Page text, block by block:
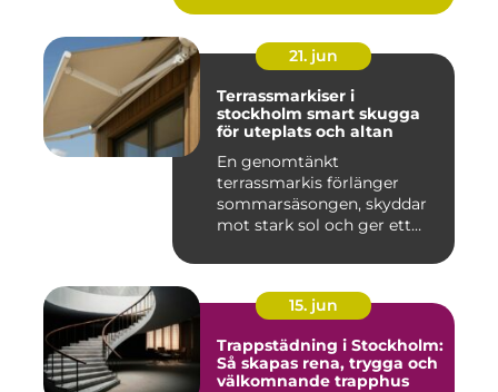
21. jun
Terrassmarkiser i
stockholm smart skugga
för uteplats och altan
En genomtänkt
terrassmarkis förlänger
sommarsäsongen, skyddar
mot stark sol och ger ett
15. jun
Trappstädning i Stockholm:
Så skapas rena, trygga och
välkomnande trapphus